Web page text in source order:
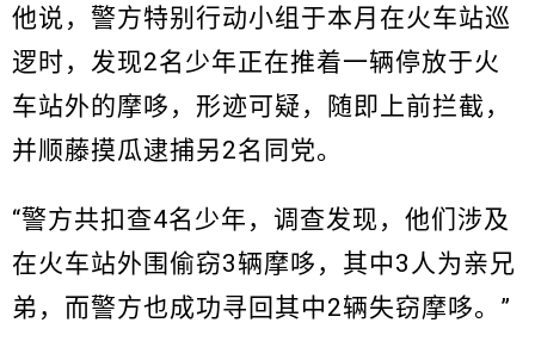
他说，警方特别行动小组于本月在火车站巡
逻时，发现2名少年正在推着一辆停放于火
车站外的摩哆，形迹可疑，随即上前拦截，
并顺藤摸瓜逮捕另2名同党。
“警方共扣查4名少年，调查发现，他们涉及
在火车站外围偷窃3辆摩哆，其中3人为亲兄
弟，而警方也成功寻回其中2辆失窃摩哆。”